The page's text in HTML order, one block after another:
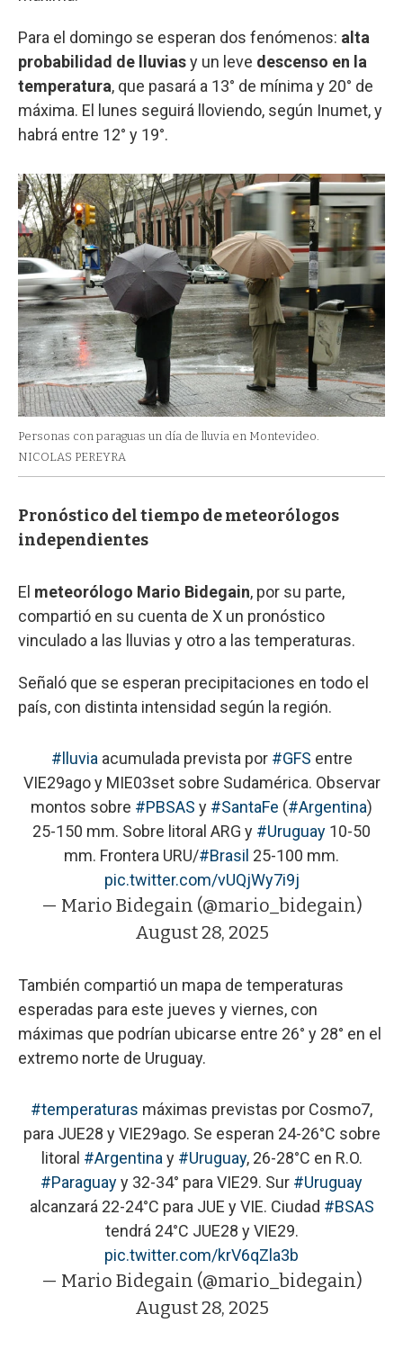
Para el domingo se esperan dos fenómenos: alta
probabilidad de lluviasy un leve descenso en la
temperatura, que pasará a 13° de mínima y 20° de
máxima. El lunes seguirá lloviendo, según Inumet, y
habrá entre 12° y 19°.
Personas con paraguas un día de lluvia en Montevideo.
NICOLAS PEREYRA
Pronóstico del tiempo de meteorólogos
independientes
El meteorólogo Mario Bidegain, por su parte,
compartió en su cuenta de X un pronóstico
vinculado a las lluvias y otro a las temperaturas.
Señaló que se esperan precipitaciones en todo el
país, con distinta intensidad según la región.
#lluvia acumulada prevista por #GFS entre
VIE29ago y MIE03set sobre Sudamérica. Observar
montos sobre #PBSAS y #SantaFe (#Argentina)
25-150 mm. Sobre litoral ARG y #Uruguay 10-50
mm. Frontera URU/#Brasil 25-100 mm.
pic.twitter.com/vUQjWy7i9j
— Mario Bidegain (@mario_bidegain)
August 28, 2025
También compartió un mapa de temperaturas
esperadas para este jueves y viernes, con
máximas que podrían ubicarse entre 26° y 28° en el
extremo norte de Uruguay.
#temperaturas máximas previstas por Cosmo7,
para JUE28 y VIE29ago. Se esperan 24-26°C sobre
litoral #Argentina y #Uruguay, 26-28°C en R.O.
#Paraguayy 32-34° para VIE29. Sur #Uruguay
alcanzará 22-24°C para JUE y VIE. Ciudad #BSAS
tendrá 24°C JUE28 y VIE29.
pic.twitter.com/krV6qZla3b
— Mario Bidegain (@mario_bidegain)
August 28, 2025